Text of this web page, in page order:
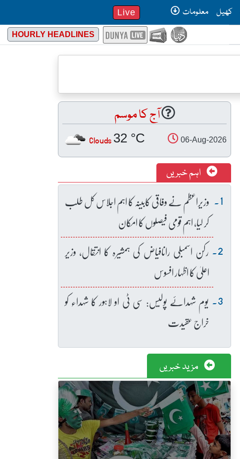
کھیل معلومات Live
HOURLY HEADLINES
آج کا موسم
06-Aug-2026
32 °C
Clouds
اہم خبریں
وزیراعظم نے وفاقی کابینہ کا اہم اجلاس کل طلب
کر لیا، اہم قومی فیصلوں کا امکان
رکن اسمبلی رانافیاض کی ہمشیرہ کا انتقال، وزیر
اعلیٰ کا اظہار افسوس
یوم شہدائے پولیس: سی ٹی او لاہور کا شہداء کو
خراج عقیدت
مزید خبریں